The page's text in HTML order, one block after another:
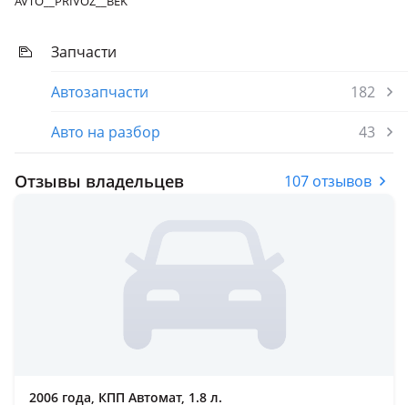
Запчасти
Автозапчасти
182
Авто на разбор
43
Отзывы владельцев 107 отзывов
2006 года, КПП Автомат, 1.8 л.